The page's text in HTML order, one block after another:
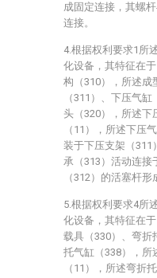
成固定连接，其螺
连接。
4.根据权利要求1所
化设备，其特征在
构（310），所述成
（311）、下压气
头（320），所述下
（11），所述下压
装于下压支架（311
承（313）活动连接
（312）的活塞杆形
5.根据权利要求4所
化设备，其特征在
载具（330）、弯折
托气缸（338），所
（11），所述弯折